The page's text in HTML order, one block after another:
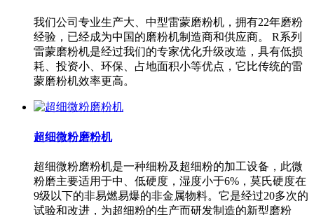
我们公司专业生产大、中型雷蒙磨粉机，拥有22年磨粉
经验，已经成为中国的磨粉机制造商和供应商。 R系列
雷蒙磨粉机是经过我们的专家优化升级改造，具有低损
耗、投资小、环保、占地面积小等优点，它比传统的雷
蒙磨粉机效率更高。
超细微粉磨粉机
超细微粉磨粉机是一种细粉及超细粉的加工设备，此微
粉磨主要适用于中、低硬度，湿度小于6%，莫氏硬度在
9级以下的非易燃易爆的非金属物料。它是经过20多次的
试验和改进，为超细粉的生产而研发制造的新型磨粉